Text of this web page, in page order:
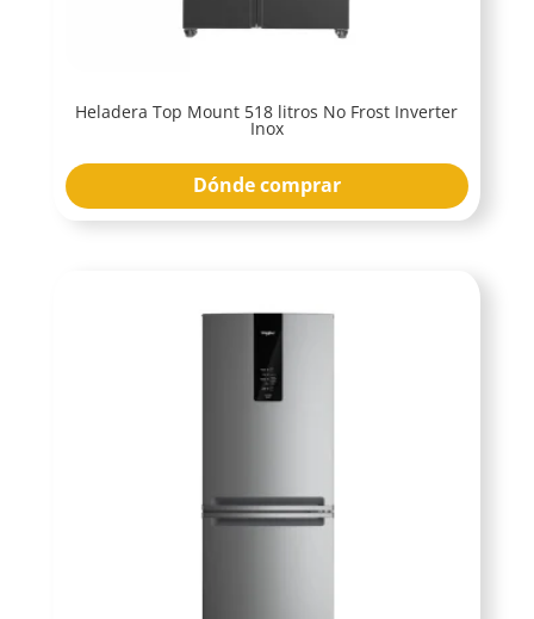
Heladera Top Mount 518 litros No Frost Inverter
Inox
Dónde comprar